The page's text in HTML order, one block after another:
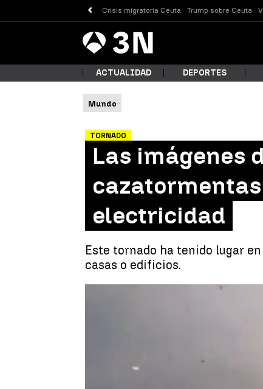
Crisis migratoria Ceuta Trump sobre Ceuta
Antena
3 Noticias
ACTUALIDAD DEPORTES
Mundo
TORNADO
Las imágenes
cazatormentas
electricidad
Este tornado ha tenido lugar
casas o edificios.